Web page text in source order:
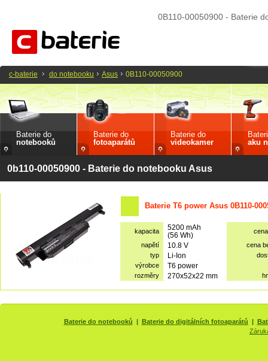
0B110-00050900 - Baterie
Baterie do
notebooků
Baterie do
fotoaparátů
Baterie do
videokamer
aku
0b110-00050900 - Baterie do notebooku Asus
Baterie T6 power Asus 0B110-
kapacita
5200 mAh
(56 Wh)
napětí
10.8 V
cena
typ
Li-Ion
výrobce
T6 power
rozměry 270x52x22 mm
c-baterie do notebooku Asus 0B110-00050900
Baterie do notebooků | Baterie do digitálních fotoaparátů |